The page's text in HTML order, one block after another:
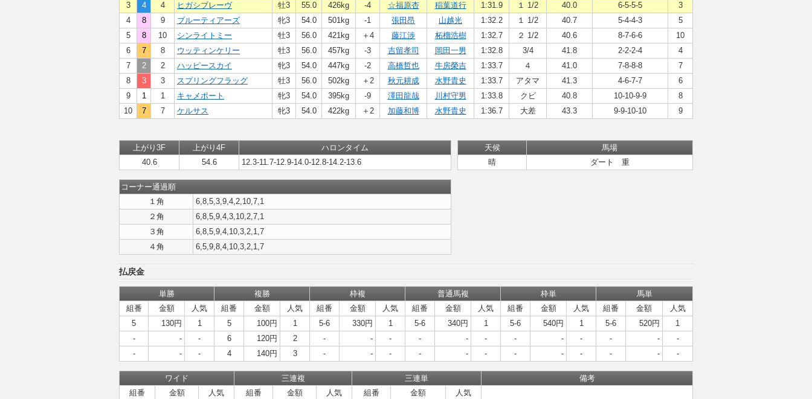
3
4 4 ヒガシブレーヴ 牡3 55.0 426kg -4 ☆福原杏 稲葉道行 1:31.9 １ 1/2 40.0 6-5-5-5
3
4
8 9 ブルーティアーズ 牝3 54.0 501kg -1 張田昂 山越光 1:32.2 １ 1/2 40.7 5-4-4-3
5
5
8 10 シンライトミー 牡3 56.0 421kg ＋4 藤江渉 柘榴浩樹 1:32.7 ２ 1/2 40.6 8-7-6-6
10
6
7 8 ウッティンケリー 牡3 56.0 457kg -3 吉留孝司 岡田一男 1:32.8 3/4 41.8 2-2-2-4
4
7
2 2 ハッピースカイ 牝3 54.0 447kg -2 高橋哲也 牛房榮吉 1:33.7 ４ 41.0 7-8-8-8
7
8
3 3 スプリングフラッグ 牡3 56.0 502kg ＋2 秋元耕成 水野貴史 1:33.7 アタマ 41.3 4-6-7-7
6
9
1 1 キャメポート 牝3 54.0 395kg -9 澤田龍哉 川村守男 1:33.8 クビ 40.8 10-10-9-9
8
10
7 7 ケルサス 牝3 54.0 422kg ＋2 加藤和博 水野貴史 1:36.7 大差 43.3 9-9-10-10 9
上がり3F 上がり4F
ハロンタイム
40.6
54.6 12.3-11.7-12.9-14.0-12.8-14.2-13.6
コーナー通過順
１角
6,8,5,3,9,4,2,10,7,1
２角
6,8,5,9,4,3,10,2,7,1
３角
6,8,5,9,4,10,3,2,1,7
４角
6,5,9,8,4,10,3,2,1,7
天候
馬場
晴
ダート 重
払戻金
単勝 複勝 枠複 普通馬複 枠単
馬単
組番
金額 人気 組番 金額 人気 組番 金額 人気 組番 金額 人気 組番 金額 人気 組番 金額
人気
5
130円 1 5 100円 1 5-6 330円 1 5-6 340円 1 5-6 540円 1 5-6 520円
1
-
- - 6 120円 2 - - - - - - - - - - -
-
-
- - 4 140円 3 - - - - - - - - - - - -
ワイド 三連複 三連単
備考
組番
金額 人気 組番 金額 人気 組番 金額
人気